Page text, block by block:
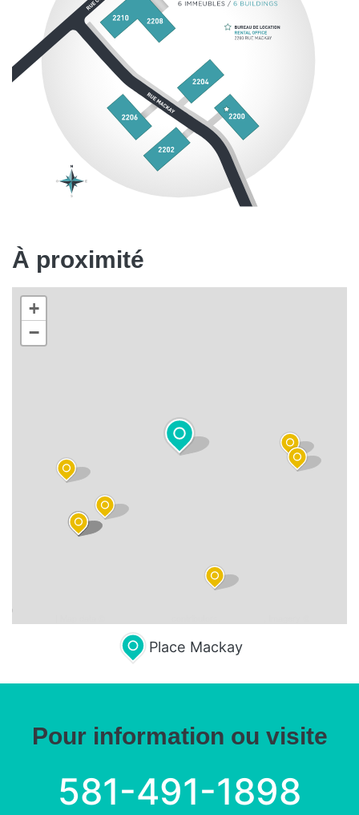
À proximité
+
−
Place Mackay
Pour information ou visite
581-491-1898